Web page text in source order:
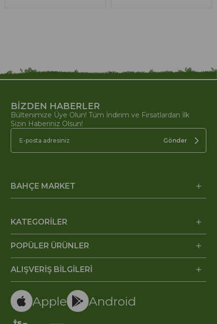
BİZDEN HABERLER
Bültenimize Üye Olun! Tüm İndirim ve Fırsatlardan İlk
Sizin Haberiniz Olsun!
Gönder
BAHÇE MARKET
KATEGORİLER
POPÜLER ÜRÜNLER
ALIŞVERİŞ BİLGİLERİ
Apple Android